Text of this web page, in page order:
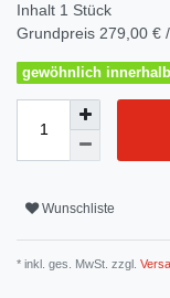
Inhalt 1 Stück
Grundpreis 279,00 €
gewöhnlich
Wunschliste
* inkl. ges. MwSt. zzgl.